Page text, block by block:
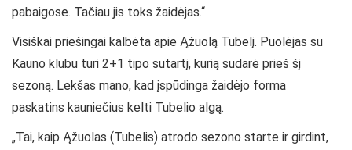
pabaigose. Tačiau jis toks žaidėjas.“
Visiškai priešingai kalbėta apie Ąžuolą Tubelį. Puolėjas su
Kauno klubu turi 2+1 tipo sutartį, kurią sudarė prieš šį
sezoną. Lekšas mano, kad įspūdinga žaidėjo forma
paskatins kauniečius kelti Tubelio algą.
„Tai, kaip Ąžuolas (Tubelis) atrodo sezono starte ir girdint,